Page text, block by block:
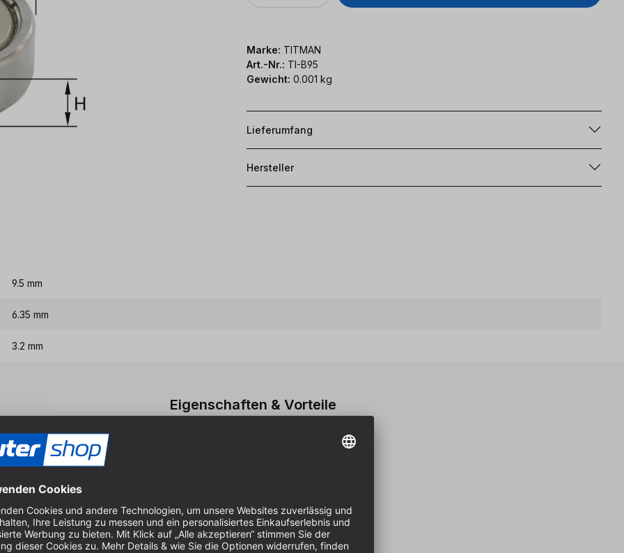
Marke: TITMAN
Art.-Nr.: TI-B95
Gewicht: 0.001 kg
Lieferumfang
Hersteller
9.5 mm
6.35 mm
3.2 mm
Eigenschaften & Vorteile
Für TI-CLT4-8, TI-RCB95, TI-RCB57